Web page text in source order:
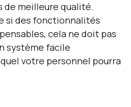
de meilleure qualité.
si des fonctionnalités
cela ne doit pas
système facile
votre personnel pourra